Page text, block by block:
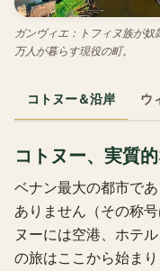
ガンヴィエ：トフィヌ族が奴
万人が暮らす現役の町。
コトヌー＆沿岸 ウ
コトヌー、実質
ベナン最大の都市で
ありません（その称
ヌーには空港、ホテ
の旅はここから始ま